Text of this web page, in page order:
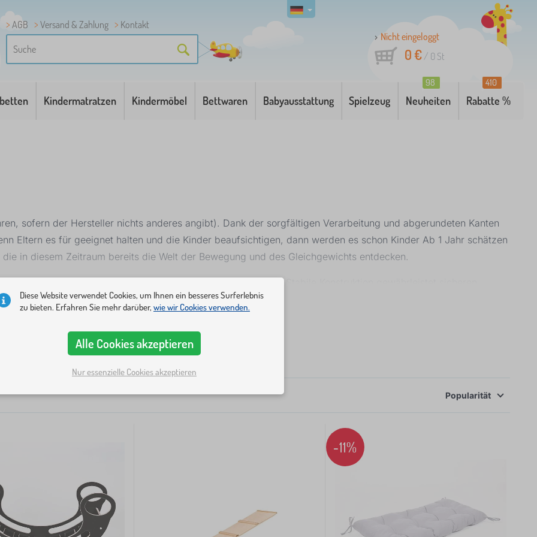
AGB Versand & Zahlung
Kontakt
Nicht eingeloggt
0 €/ 0 St
Kindermatratzen Kindermöbel Bettwaren Babyausstattung Spielzeug Neuheiten
98
Rabatte %
410
sofern der Hersteller nichts anderes angibt). Dank der sorgfältigen Verarbeitung und abgerundeten Kanten
Eltern es für geeignet halten und die Kinder beaufsichtigen, dann werden es schon Kinder Ab 1 Jahr schätzen
in diesem Zeitraum bereits die Welt der Bewegung und des Gleichgewichts entdecken.
fördert Kreativität und Spaß
und bildet gleichzeitig. Stabile Konstruktion gewährleistet sicheren
auch als Brücke, Tunnel oder Klettergerüst nutzen
Entwicklung des Kindes, und genau das ermöglichen Montessori-Schaukeln. Sicher, multifunktional
-11%
Diese Website verwendet Cookies, um Ihnen ein besseres Surferlebnis
zu bieten. Erfahren Sie mehr darüber, wie wir Cookies verwenden.
Alle Cookies akzeptieren
Nur essenzielle Cookies akzeptieren